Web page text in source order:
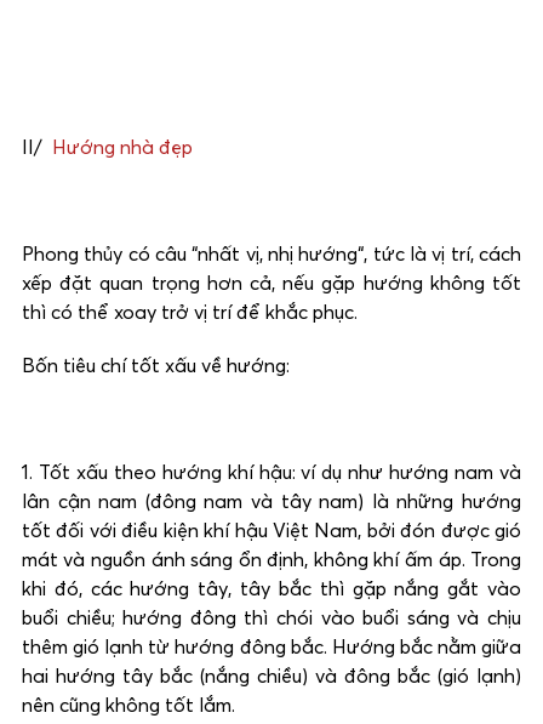
II/ Hướng nhà đẹp
Phong thủy có câu “nhất vị, nhị hướng“, tức là vị trí, cách
xếp đặt quan trọng hơn cả, nếu gặp hướng không tốt
thì có thể xoay trở vị trí để khắc phục.
Bốn tiêu chí tốt xấu về hướng:
1. Tốt xấu theo hướng khí hậu: ví dụ như hướng nam và
lân cận nam (đông nam và tây nam) là những hướng
tốt đối với điều kiện khí hậu Việt Nam, bởi đón được gió
mát và nguồn ánh sáng ổn định, không khí ấm áp. Trong
khi đó, các hướng tây, tây bắc thì gặp nắng gắt vào
buổi chiều; hướng đông thì chói vào buổi sáng và chịu
thêm gió lạnh từ hướng đông bắc. Hướng bắc nằm giữa
hai hướng tây bắc (nắng chiều) và đông bắc (gió lạnh)
nên cũng không tốt lắm.